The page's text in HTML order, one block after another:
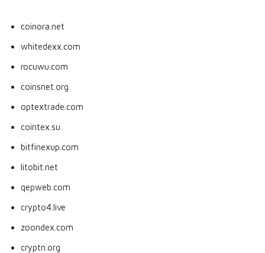
coinora.net
whitedexx.com
rocuwu.com
coinsnet.org
optextrade.com
cointex.su
bitfinexup.com
litobit.net
qepweb.com
crypto4.live
zoondex.com
cryptn.org